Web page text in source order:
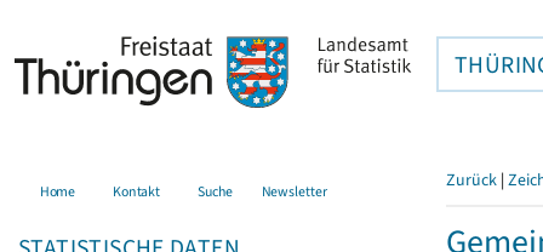
Home Kontakt Suche Newsletter Zurück |